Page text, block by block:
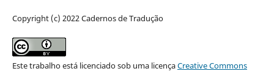
Copyright (c) 2022 Cadernos de Tradução
Este trabalho está licenciado sob uma licençaCreative Commons